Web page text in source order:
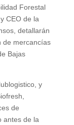
Forestal
CEO de la
detallarán
de mercancías
Bajas
y
de
antes de la